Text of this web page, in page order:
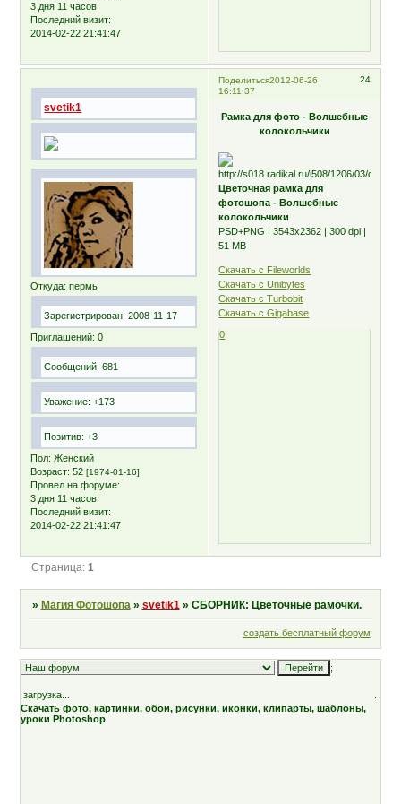
3 дня 11 часов
Последний визит:
2014-02-22 21:41:47
Поделиться 24
2012-06-26
16:11:37
svetik1
Откуда: пермь
Зарегистрирован: 2008-11-17
Приглашений: 0
Сообщений: 681
Уважение: +173
Позитив: +3
Пол: Женский
Возраст: 52[1974-01-16]
Провел на форуме:
3 дня 11 часов
Последний визит:
2014-02-22 21:41:47
Рамка для фото - Волшебные
колокольчики
Цветочная рамка для
фотошопа - Волшебные
колокольчики
PSD+PNG | 3543х2362 | 300 dpi |
51 MB
Скачать с Fileworlds
Скачать с Unibytes
Скачать с Turbobit
Скачать с Gigabase
0
Страница: 1
» Магия Фотошопа » svetik1 » СБОРНИК: Цветочные рамочки.
создать бесплатный форум
;
загрузка...
Скачать фото, картинки, обои, рисунки, иконки, клипарты, шаблоны,
уроки Photoshop